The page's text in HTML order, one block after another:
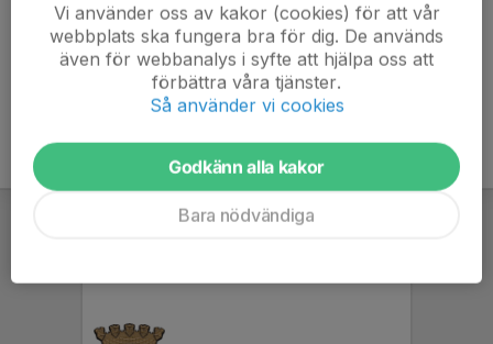
Kommentarer
Vi använder oss av kakor (cookies) för att vår
webbplats ska fungera bra för dig. De används
även för webbanalys i syfte att hjälpa oss att
förbättra våra tjänster.
Så använder vi cookies
Godkänn alla kakor
Bara nödvändiga